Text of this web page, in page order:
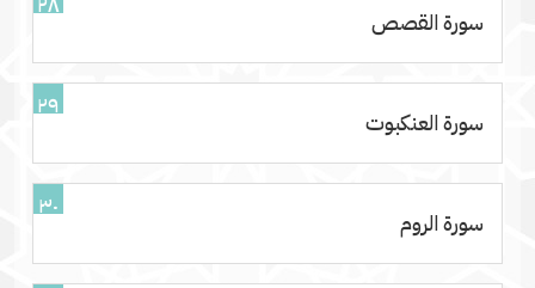
سورة القصص
٢٩
سورة العنكبوت
٣٠
سورة الروم